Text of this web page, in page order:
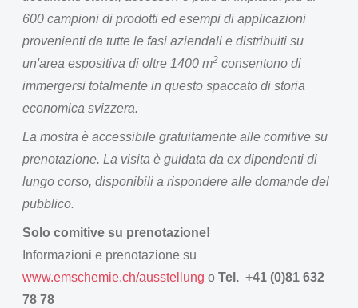
600 campioni di prodotti ed esempi di applicazioni
provenienti da tutte le fasi aziendali e distribuiti su
un'area espositiva di oltre 1400 m2 consentono di
immergersi totalmente in questo spaccato di storia
economica svizzera.
La mostra è accessibile gratuitamente alle comitive su
prenotazione. La visita è guidata da ex dipendenti di
lungo corso, disponibili a rispondere alle domande del
pubblico.
Solo comitive su prenotazione!
Informazioni e prenotazione su
www.emschemie.ch/ausstellung o Tel. +41 (0)81 632
78 78